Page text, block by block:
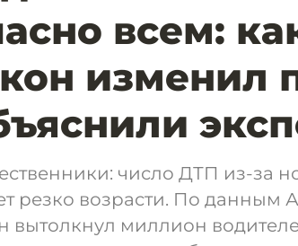
всем:
изменил
число ДТП из-за
резко возрасти. По данным
вытолкнул миллион